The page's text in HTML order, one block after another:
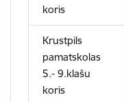
koris
Krustpils
pamatskolas
5.- 9.klašu
koris